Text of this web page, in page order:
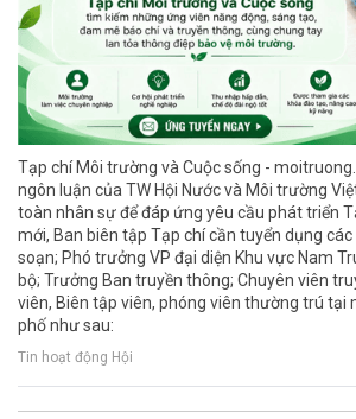
Tạp chí Môi trường và Cuộc sống -
ngôn luận của TW Hội Nước và Môi trường
toàn nhân sự để đáp ứng yêu cầu phát triển
mới, Ban biên tập Tạp chí cần tuyển dụng
soạn; Phó trưởng VP đại diện Khu vực Nam
bộ; Trưởng Ban truyền thông; Chuyên viên
viên, Biên tập viên, phóng viên thường trú tại
phố như sau:
Tin hoạt động Hội